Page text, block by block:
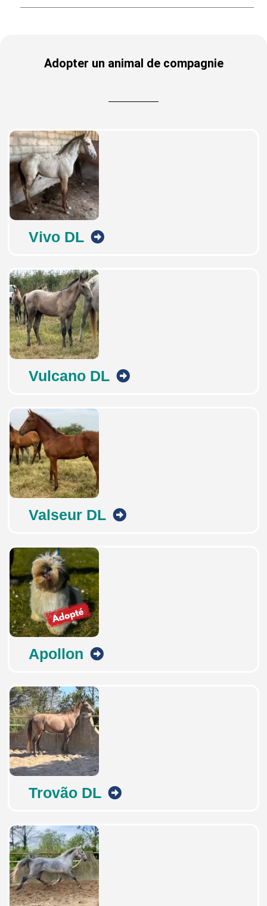
Adopter un animal de compagnie
Vivo DL
Vulcano DL
Valseur DL
Apollon
Trovão DL